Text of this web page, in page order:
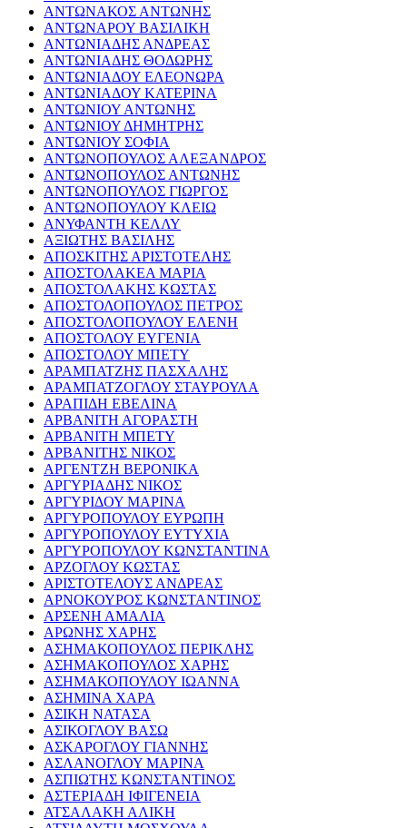
ΑΝΤΩΝΑΚΟΣ ΑΝΤΩΝΗΣ
ΑΝΤΩΝΑΡΟΥ ΒΑΣΙΛΙΚΗ
ΑΝΤΩΝΙΑΔΗΣ ΑΝΔΡΕΑΣ
ΑΝΤΩΝΙΑΔΗΣ ΘΟΔΩΡΗΣ
ΑΝΤΩΝΙΑΔΟΥ ΕΛΕΟΝΩΡΑ
ΑΝΤΩΝΙΑΔΟΥ ΚΑΤΕΡΙΝΑ
ΑΝΤΩΝΙΟΥ ΑΝΤΩΝΗΣ
ΑΝΤΩΝΙΟΥ ΔΗΜΗΤΡΗΣ
ΑΝΤΩΝΙΟΥ ΣΟΦΙΑ
ΑΝΤΩΝΟΠΟΥΛΟΣ ΑΛΕΞΑΝΔΡΟΣ
ΑΝΤΩΝΟΠΟΥΛΟΣ ΑΝΤΩΝΗΣ
ΑΝΤΩΝΟΠΟΥΛΟΣ ΓΙΩΡΓΟΣ
ΑΝΤΩΝΟΠΟΥΛΟΥ ΚΛΕΙΩ
ΑΝΥΦΑΝΤΗ ΚΕΛΛΥ
ΑΞΙΩΤΗΣ ΒΑΣΙΛΗΣ
ΑΠΟΣΚΙΤΗΣ ΑΡΙΣΤΟΤΕΛΗΣ
ΑΠΟΣΤΟΛΑΚΕΑ ΜΑΡΙΑ
ΑΠΟΣΤΟΛΑΚΗΣ ΚΩΣΤΑΣ
ΑΠΟΣΤΟΛΟΠΟΥΛΟΣ ΠΕΤΡΟΣ
ΑΠΟΣΤΟΛΟΠΟΥΛΟΥ ΕΛΕΝΗ
ΑΠΟΣΤΟΛΟΥ ΕΥΓΕΝΙΑ
ΑΠΟΣΤΟΛΟΥ ΜΠΕΤΥ
ΑΡΑΜΠΑΤΖΗΣ ΠΑΣΧΑΛΗΣ
ΑΡΑΜΠΑΤΖΟΓΛΟΥ ΣΤΑΥΡΟΥΛΑ
ΑΡΑΠΙΔΗ ΕΒΕΛΙΝΑ
ΑΡΒΑΝΙΤΗ ΑΓΟΡΑΣΤΗ
ΑΡΒΑΝΙΤΗ ΜΠΕΤΥ
ΑΡΒΑΝΙΤΗΣ ΝΙΚΟΣ
ΑΡΓΕΝΤΖΗ ΒΕΡΟΝΙΚΑ
ΑΡΓΥΡΙΑΔΗΣ ΝΙΚΟΣ
ΑΡΓΥΡΙΔΟΥ ΜΑΡΙΝΑ
ΑΡΓΥΡΟΠΟΥΛΟΥ ΕΥΡΩΠΗ
ΑΡΓΥΡΟΠΟΥΛΟΥ ΕΥΤΥΧΙΑ
ΑΡΓΥΡΟΠΟΥΛΟΥ ΚΩΝΣΤΑΝΤΙΝΑ
ΑΡΖΟΓΛΟΥ ΚΩΣΤΑΣ
ΑΡΙΣΤΟΤΕΛΟΥΣ ΑΝΔΡΕΑΣ
ΑΡΝΟΚΟΥΡΟΣ ΚΩΝΣΤΑΝΤΙΝΟΣ
ΑΡΣΕΝΗ ΑΜΑΛΙΑ
ΑΡΩΝΗΣ ΧΑΡΗΣ
ΑΣΗΜΑΚΟΠΟΥΛΟΣ ΠΕΡΙΚΛΗΣ
ΑΣΗΜΑΚΟΠΟΥΛΟΣ ΧΑΡΗΣ
ΑΣΗΜΑΚΟΠΟΥΛΟΥ ΙΩΑΝΝΑ
ΑΣΗΜΙΝΑ ΧΑΡΑ
ΑΣΙΚΗ ΝΑΤΑΣΑ
ΑΣΙΚΟΓΛΟΥ ΒΑΣΩ
ΑΣΚΑΡΟΓΛΟΥ ΓΙΑΝΝΗΣ
ΑΣΛΑΝΟΓΛΟΥ ΜΑΡΙΝΑ
ΑΣΠΙΩΤΗΣ ΚΩΝΣΤΑΝΤΙΝΟΣ
ΑΣΤΕΡΙΑΔΗ ΙΦΙΓΕΝΕΙΑ
ΑΤΣΑΛΑΚΗ ΑΛΙΚΗ